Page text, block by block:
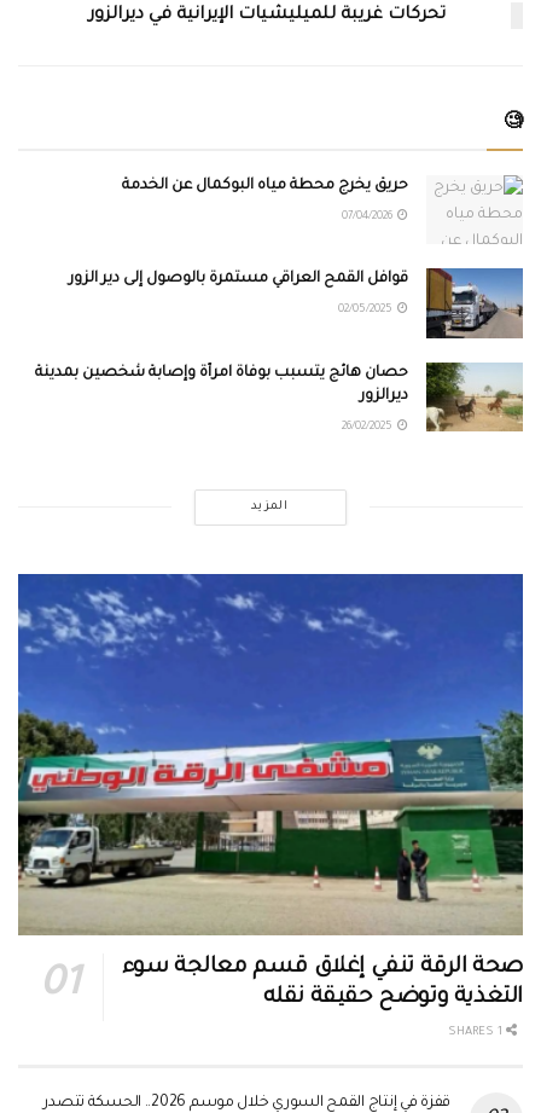
تحركات غريبة للميليشيات الإيرانية في ديرالزور
🧐
حريق يخرج محطة مياه البوكمال عن الخدمة
قوافل القمح العراقي مستمرة بالوصول إلى دير الزور
حصان هائج يتسبب بوفاة امرأة وإصابة شخصين بمدينة
ديرالزور
المزيد
صحة الرقة تنفي إغلاق قسم معالجة سوء
التغذية وتوضح حقيقة نقله
قفزة في إنتاج القمح السوري خلال موسم 2026.. الحسكة تتصدر